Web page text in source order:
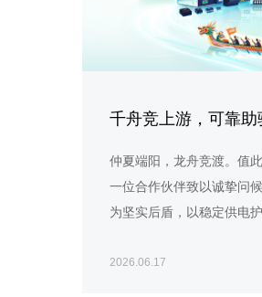
仲夏端阳，龙舟竞渡。值
一位合作伙伴致以诚挚问
为坚实后盾，以稳定供电
2026.06.17